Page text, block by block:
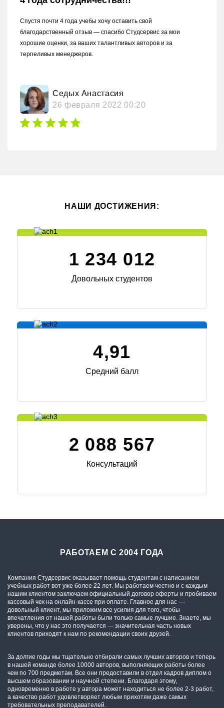
Учась в магистратуре не было времени писать магистерскую из-
за работы, решила заказать в Студсервисе, так как ранее уже
был опыт сотрудничества. Я осталась довольна, если пойду
дальше продолжать учебу — еще обращусь, спасибо.
Егорова Мария
НАШИ ДОСТИЖЕНИЯ:
1 234 012
Довольных студентов
4,91
Средний балл
2 088 567
Консультаций
РАБОТАЕМ С 2004 ГОДА
Компания Студсервис оказывает помощь студентам с написанием
учебных работ вот уже более 22 лет. Мы работаем честно и с каждым
нашим клиентом заключаем официальный договор оферты и пробиваем
кассовый чек на онлайн-кассе при оплате. Главное для нас —
довольный клиент, мы приложим все усилия для того, чтобы
впечатления от нашей работы были только самые лучшие. Знаете, мы
уверены, что у нас это получается — значительная часть новых
клиентов приходят к нам по рекомендации своих друзей.
За долгие годы мы тщательно отбирали самых лучших авторов и теперь
в нашей команде более 10000 авторов, выполняющих работы более
чем по 700 предметам. Все они предоставили в отдел кадров диплом о
высшем образовании и научной степени. Благодаря этому,
одновременно в работе у автора может находиться не более 2-3 работ,
а качество работ удовлетворяет любым прихотям даже самых
требовательных преподавателей.